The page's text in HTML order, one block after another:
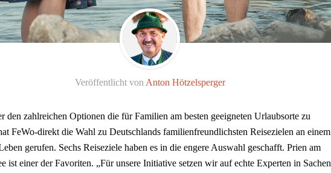
Veröffentlicht von Anton Hötzelsperger
den zahlreichen Optionen die für Familien am besten geeigneten Urlaubsorte zu
FeWo-direkt die Wahl zu Deutschlands familienfreundlichsten Reisezielen an einem
gerufen. Sechs Reiseziele haben es in die engere Auswahl geschafft. Prien am
ist einer der Favoriten. „Für unsere Initiative setzen wir auf echte Experten in Sachen